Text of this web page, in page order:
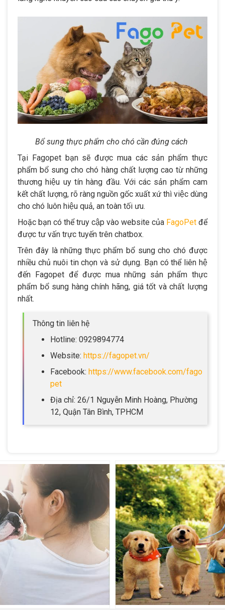
Bổ sung thực phẩm cho chó cần đúng cách
Tại Fagopet bạn sẽ được mua các sản phẩm thực
phẩm bổ sung cho chó hàng chất lượng cao từ những
thương hiệu uy tín hàng đầu. Với các sản phẩm cam
kết chất lượng, rõ ràng nguồn gốc xuất xứ thì việc dùng
cho chó luôn hiệu quả, an toàn tối ưu.
Hoặc bạn có thể truy cập vào website của FagoPet để
được tư vấn trực tuyến trên chatbox.
Trên đây là những thực phẩm bổ sung cho chó được
nhiều chủ nuôi tin chọn và sử dụng. Bạn có thể liên hệ
đến Fagopet để được mua những sản phẩm thực
phẩm bổ sung hàng chính hãng, giá tốt và chất lượng
nhất.
Thông tin liên hệ
Hotline: 0929894774
Website: https://fagopet.vn/
Facebook: https://www.facebook.com/fago
pet
Địa chỉ: 26/1 Nguyễn Minh Hoàng, Phường
12, Quận Tân Bình, TPHCM